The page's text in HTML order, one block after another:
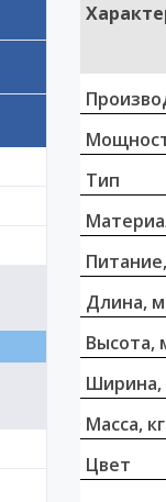
Тип
Длина,
Высота,
Масса, кг
Цвет